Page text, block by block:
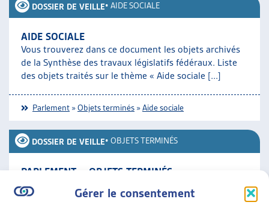
Gérer le consentement
DOSSIER DE VEILLE• AIDE SOCIALE
AIDE SOCIALE
Vous trouverez dans ce document les objets archivés
de la Synthèse des travaux législatifs fédéraux. Liste
des objets traités sur le thème « Aide sociale [...]
Parlement »Objets terminés »Aide sociale
DOSSIER DE VEILLE• OBJETS TERMINÉS
PARLEMENT – OBJETS TERMINÉS
Synthèse des travaux législatifs fédéraux La veille
législative de l’Artias en un condensé des objets en